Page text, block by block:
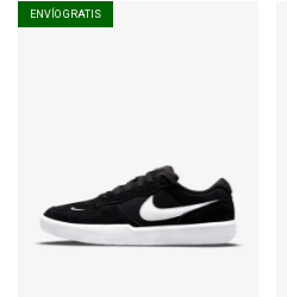
ENVÍO GRATIS